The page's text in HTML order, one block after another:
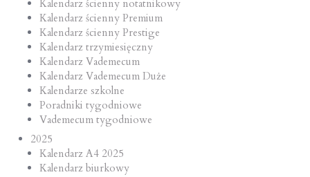
Kalendarz ścienny notatnikowy
Kalendarz ścienny Premium
Kalendarz ścienny Prestige
Kalendarz trzymiesięczny
Kalendarz Vademecum
Kalendarz Vademecum Duże
Kalendarze szkolne
Poradniki tygodniowe
Vademecum tygodniowe
2025
Kalendarz A4 2025
Kalendarz biurkowy